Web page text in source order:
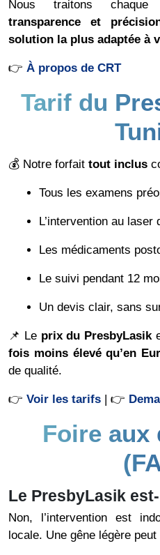
Nous traitons
transparence et
solution la plus adaptée à
👉 À propos de CRT
Tarif du
💰 Notre forfait tout inclus
Tous les examens
L’intervention au laser
Les médicaments
Le suivi pendant 12
Un devis clair, sans
📌 Le prix du PresbyLasik
fois moins élevé qu’en
de qualité.
👉 Voir les tarifs | 👉
Foire aux
Le PresbyLasik
Non, l’intervention est
locale. Une gêne légère